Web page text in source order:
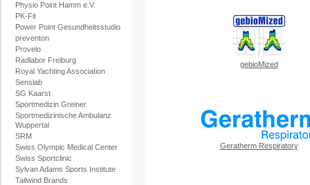
Physio Point Hamm e.V.
PK-Fit
Power Point Gesundheitsstudio
preventon
Provelo
Radlabor Freiburg
Royal Yachting Association
Senslab
SG Kaarst
Sportmedizin Greiner
Sportmedizinische Ambulanz
Wuppertal
SRM
Swiss Olympic Medical Center
Swiss Sportclinic
Sylvan Adams Sports Institute
Tailwind Brands
gebioMized
Geratherm Respiratory